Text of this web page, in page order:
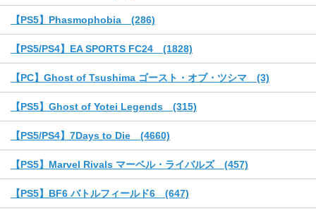
【PS5】Phasmophobia (286)
【PS5/PS4】EA SPORTS FC24 (1828)
【PC】Ghost of Tsushima ゴースト・オブ・ツシマ (3)
【PS5】Ghost of Yotei Legends (315)
【PS5/PS4】7Days to Die (4660)
【PS5】Marvel Rivals マーベル・ライバルズ (457)
【PS5】BF6 バトルフィールド6 (647)